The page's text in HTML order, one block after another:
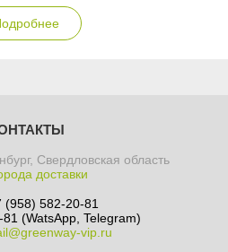
Свердловская область
доставки
(958) 582-20-81
(WatsApp, Telegram)
vip.ru